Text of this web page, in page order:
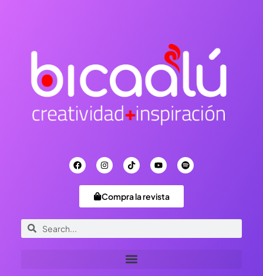
Compra la revista